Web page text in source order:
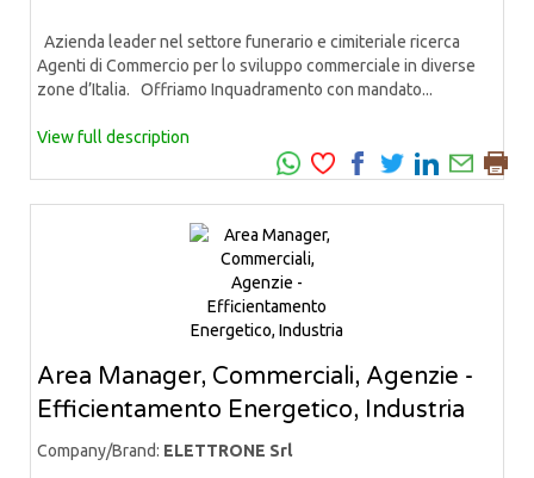
Azienda leader nel settore funerario e cimiteriale ricerca
Agenti di Commercio per lo sviluppo commerciale in diverse
zone d’Italia. Offriamo Inquadramento con mandato...
View full description
Area Manager, Commerciali, Agenzie -
Efficientamento Energetico, Industria
Company/Brand: ELETTRONE Srl